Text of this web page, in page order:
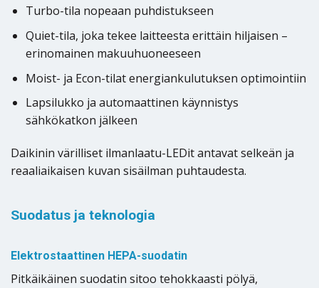
Turbo-tila nopeaan puhdistukseen
Quiet-tila, joka tekee laitteesta erittäin hiljaisen –
erinomainen makuuhuoneeseen
Moist- ja Econ-tilat energiankulutuksen optimointiin
Lapsilukko ja automaattinen käynnistys
sähkökatkon jälkeen
Daikinin värilliset ilmanlaatu-LEDit antavat selkeän ja
reaaliaikaisen kuvan sisäilman puhtaudesta.
Suodatus ja teknologia
Elektrostaattinen HEPA-suodatin
Pitkäikäinen suodatin sitoo tehokkaasti pölyä,